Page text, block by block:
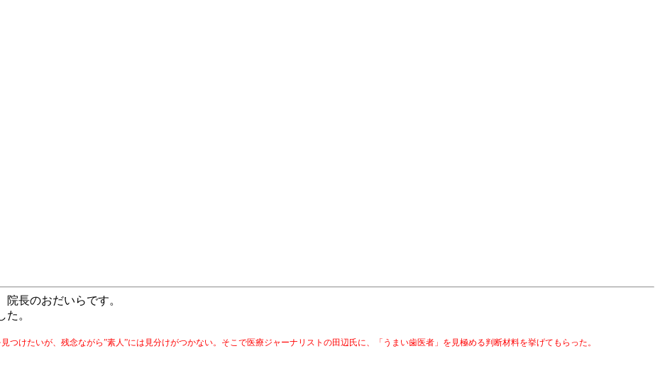
院長のおだいらです。
。
けたいが、残念ながら”素人”には見分けがつかない。そこで医療ジャーナリストの田辺氏に、「うまい歯医者」を見極める判断材料を挙げてもらった。